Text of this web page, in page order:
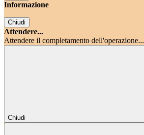
Informazione
Chiudi
Attendere...
Attendere il completamento dell'operazione...
Chiudi